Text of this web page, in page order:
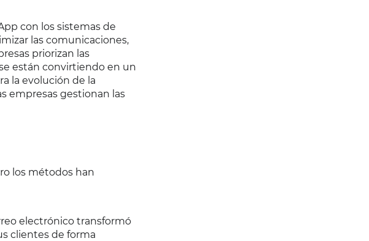
con los sistemas de
las comunicaciones,
priorizan las
están convirtiendo en un
la evolución de la
empresas gestionan las
los métodos han
electrónico transformó
clientes de forma